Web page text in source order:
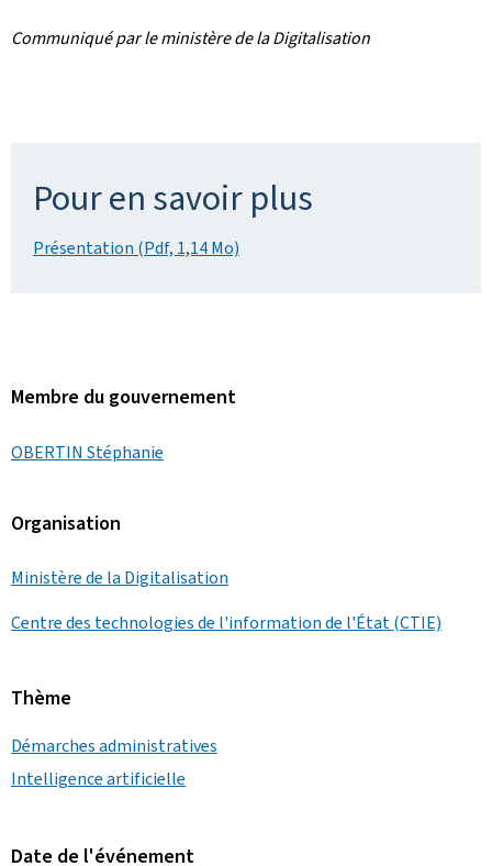
Communiqué par le ministère de la Digitalisation
Pour en savoir plus
Présentation (Pdf, 1,14 Mo)
Membre du gouvernement
OBERTIN Stéphanie
Organisation
Ministère de la Digitalisation
Centre des technologies de l'information de l'État (CTIE)
Thème
Démarches administratives
Intelligence artificielle
Date de l'événement